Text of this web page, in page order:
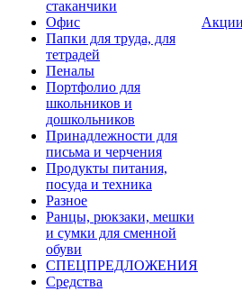
стаканчики
Офис
Папки для труда, для
тетрадей
Пеналы
Портфолио для
школьников и
дошкольников
Принадлежности для
письма и черчения
Продукты питания,
посуда и техника
Разное
Ранцы, рюкзаки, мешки
и сумки для сменной
обуви
СПЕЦПРЕДЛОЖЕНИЯ
Средства
Акции